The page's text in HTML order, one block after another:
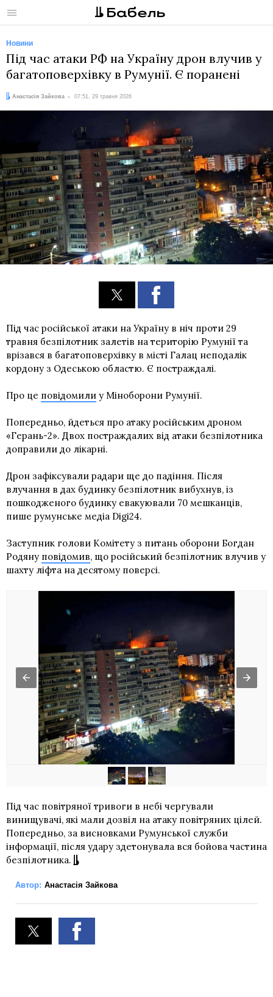
Меню
Новини
Під час атаки РФ на Україну дрон влучив у
багатоповерхівку в Румунії. Є поранені
Автор:
Анастасія Зайкова
Дата: 07:51, 29 травня 2026
Під час російської атаки на Україну в ніч проти 29
травня безпілотник залетів на територію Румунії та
врізався в багатоповерхівку в місті Галац неподалік
кордону з Одеською областю. Є постраждалі.
Про це повідомили у Міноборони Румунії.
Попередньо, йдеться про атаку російським дроном
«Герань-2». Двох постраждалих від атаки безпілотника
доправили до лікарні.
Дрон зафіксували радари ще до падіння. Після
влучання в дах будинку безпілотник вибухнув, із
пошкодженого будинку евакуювали 70 мешканців,
пише румунське медіа Digi24.
Заступник голови Комітету з питань оборони Богдан
Родяну повідомив, що російський безпілотник влучив у
шахту ліфта на десятому поверсі.
Під час повітряної тривоги в небі чергували
винищувачі, які мали дозвіл на атаку повітряних цілей.
Попередньо, за висновками Румунської служби
інформації, після удару здетонувала вся бойова частина
безпілотника.
Автор: Анастасія Зайкова